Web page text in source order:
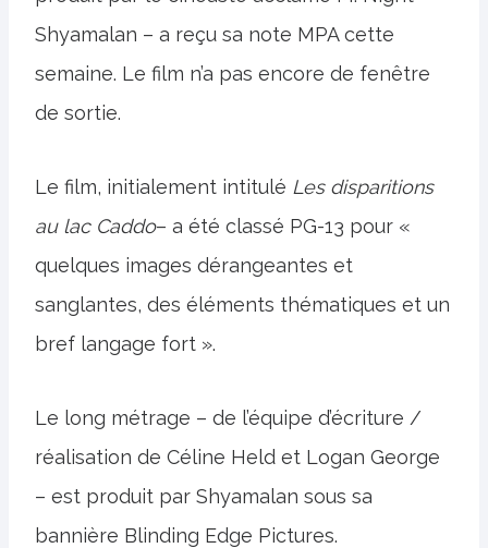
Shyamalan – a reçu sa note MPA cette
semaine. Le film n’a pas encore de fenêtre
de sortie.
Le film, initialement intitulé Les disparitions
au lac Caddo– a été classé PG-13 pour «
quelques images dérangeantes et
sanglantes, des éléments thématiques et un
bref langage fort ».
Le long métrage – de l’équipe d’écriture /
réalisation de Céline Held et Logan George
– est produit par Shyamalan sous sa
bannière Blinding Edge Pictures.